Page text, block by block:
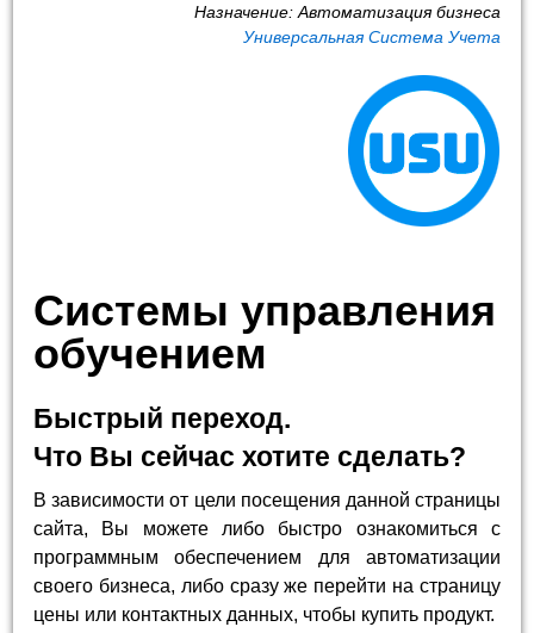
Назначение: Автоматизация бизнеса
Универсальная Система Учета
Системы управления
обучением
Быстрый переход.
Что Вы сейчас хотите сделать?
В зависимости от цели посещения данной страницы
сайта, Вы можете либо быстро ознакомиться с
программным обеспечением для автоматизации
своего бизнеса, либо сразу же перейти на страницу
цены или контактных данных, чтобы купить продукт.